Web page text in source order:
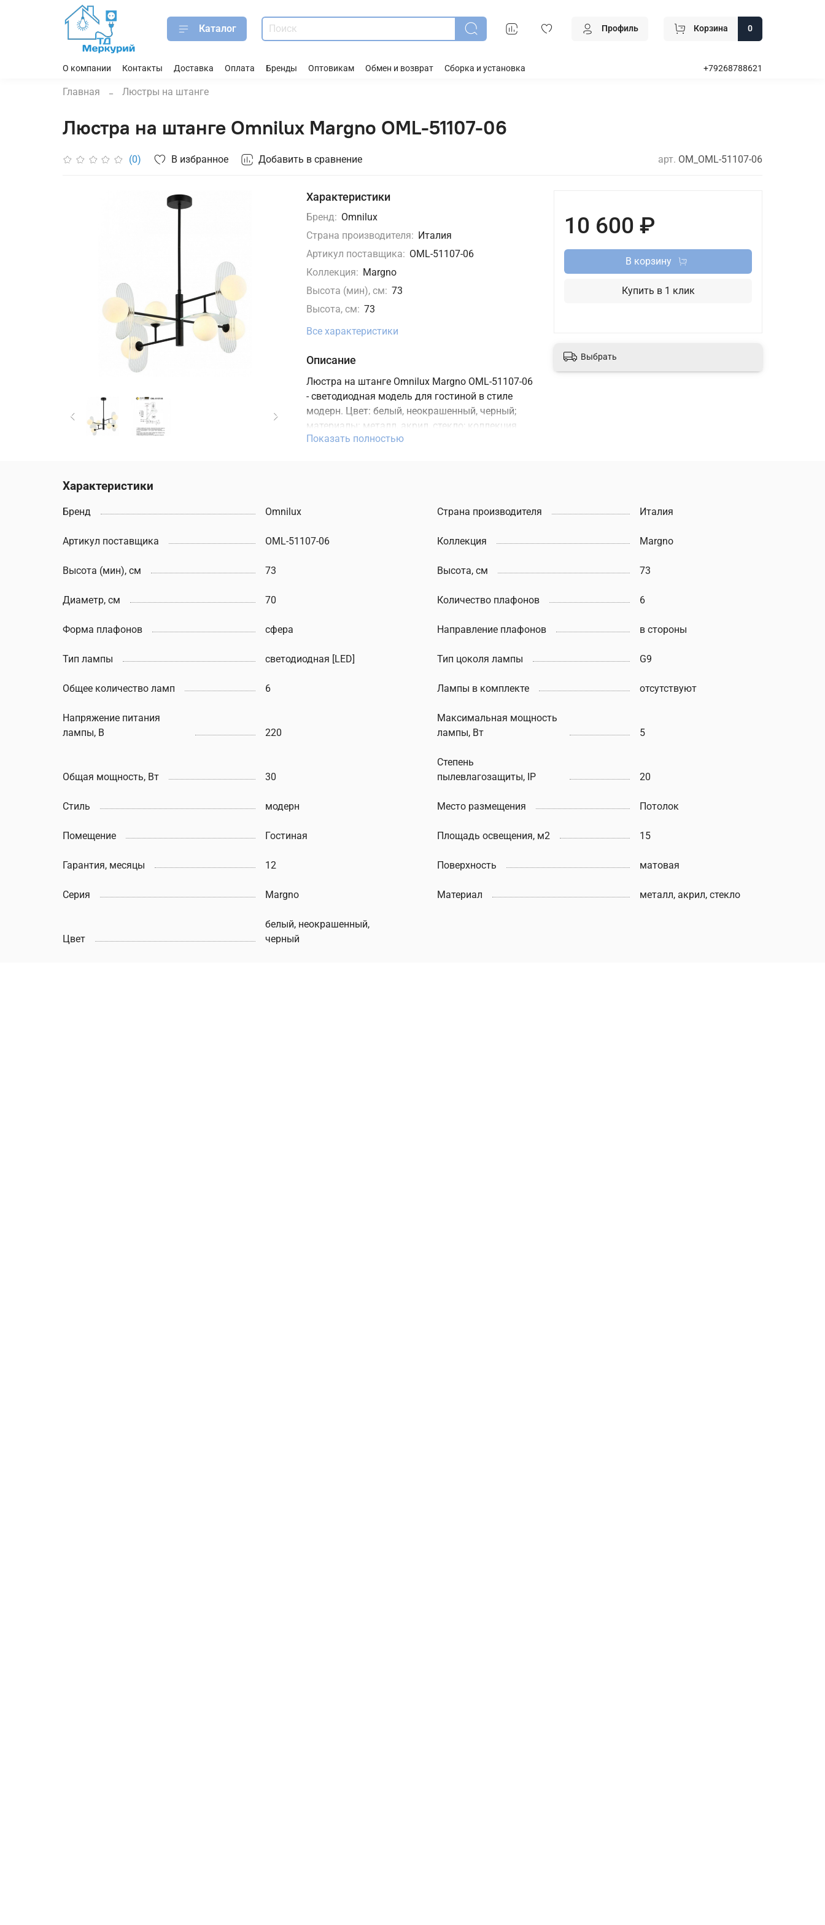
Каталог Профиль Корзина 0
О компании Контакты Доставка Оплата Бренды Оптовикам Обмен и возврат Сборка и установка +79268788621
Главная Люстры на штанге
Люстра на штанге Omnilux Margno OML-51107-06
(0) В избранное Добавить в сравнение арт. OM_OML-51107-06
Характеристики
Бренд: Omnilux
Страна производителя: Италия
Артикул поставщика: OML-51107-06
Коллекция: Margno
Высота (мин), см: 73
Высота, см: 73
Все характеристики
Описание
Люстра на штанге Omnilux Margno OML-51107-06
- светодиодная модель для гостиной в стиле
модерн. Цвет: белый, неокрашенный, черный;
материалы: металл, акрил, стекло; коллекция
Margno. Характеристики: мощность 30 Вт,
по Москве, Санкт-Петербургу и России и
Показать полностью
10 600 ₽
В корзину
Купить в 1 клик
Выбрать
Характеристики
Бренд Omnilux Страна производителя Италия
Артикул поставщика OML-51107-06 Коллекция Margno
Высота (мин), см 73 Высота, см 73
Диаметр, см 70 Количество плафонов 6
Форма плафонов сфера Направление плафонов в стороны
Тип лампы светодиодная [LED] Тип цоколя лампы G9
Общее количество ламп 6 Лампы в комплекте отсутствуют
Напряжение питания
лампы, В
220
Максимальная мощность
лампы, Вт
5
Общая мощность, Вт 30
Степень
пылевлагозащиты, IP
20
Стиль модерн Место размещения Потолок
Помещение Гостиная Площадь освещения, м2 15
Гарантия, месяцы 12 Поверхность матовая
Серия Margno Материал металл, акрил, стекло
Цвет
белый, неокрашенный,
черный